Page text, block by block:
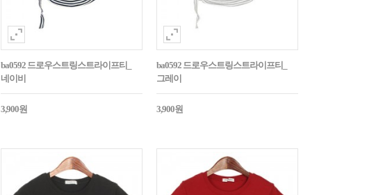
ba0592 드로우스트링스트라이프티_
네이비
3,900원
ba0592 드로우스트링스트라이프티_
그레이
3,900원